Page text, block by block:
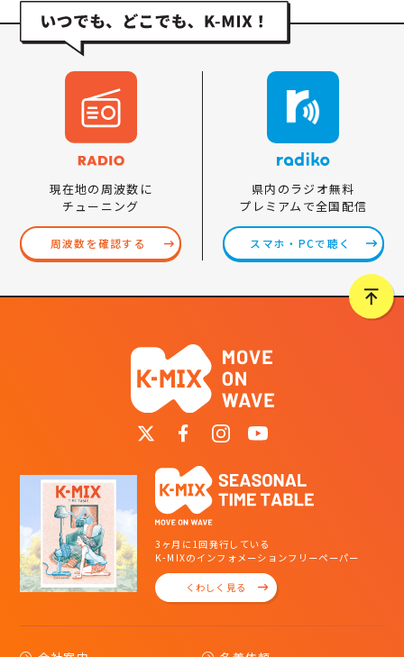
現在地の周波数に
チューニング
周波数を確認する
県内のラジオ無料
プレミアムで全国配信
スマホ・PCで聴く
3ヶ月に1回発行している
K-MIXのインフォメーションフリーペーパー
くわしく見る